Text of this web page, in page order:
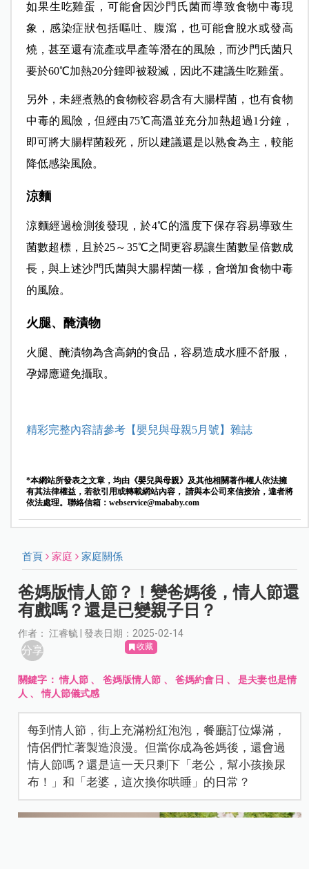
如果生吃雞蛋，可能會因沙門氏菌而導致食物中毒現
象，感染症狀包括嘔吐、腹瀉，也可能會脫水或發高
燒，甚至還有流產或早產等潛在的風險，而沙門氏菌只
要於60℃加熱20分鐘即被殺滅，因此不建議生吃雞蛋。
另外，未經煮熟的食物較容易含有大腸桿菌，也有食物
中毒的風險，但經由75℃高溫並充分加熱超過1分鐘，
即可將大腸桿菌殺死，所以建議還是以熟食為主，較能
降低感染風險。
涼麵
涼麵經過檢測後發現，於4℃的溫度下保存容易導致生
菌數超標，且於25～35℃之間更容易讓生菌數呈倍數成
長，與上述沙門氏菌與大腸桿菌一樣，會增加食物中毒
的風險。
火腿、醃漬物
火腿、醃漬物為含高鈉的食品，容易造成水腫不舒服，
孕婦應避免攝取。
精彩完整內容請參考【嬰兒與母親5月號】雜誌
*本網站所發表之文章，均由《嬰兒與母親》及其他相關著作權人依法擁
有其法律權益，若欲引用或轉載網站內容， 請與本公司來信接洽，違者將
依法處理。聯絡信箱： webservice@mababy.com
首頁 家庭 家庭關係
爸媽版情人節？！變爸媽後，情人節還
有戲嗎？還是已變親子日？
作者： 江睿毓 | 發表日期：2025-02-14
分享 收藏
關鍵字：情人節 、 爸媽版情人節 、 爸媽約會日 、是夫妻也是情
人 、情人節儀式感
每到情人節，街上充滿粉紅泡泡，餐廳訂位爆滿，
情侶們忙著製造浪漫。但當你成為爸媽後，還會過
情人節嗎？還是這一天只剩下「老公，幫小孩換尿
布！」和「老婆，這次換你哄睡」的日常？